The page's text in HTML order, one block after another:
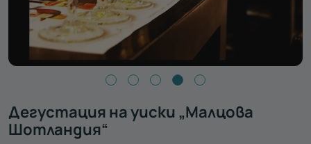
Дегустация на уиски „Малцова
Шотландия“